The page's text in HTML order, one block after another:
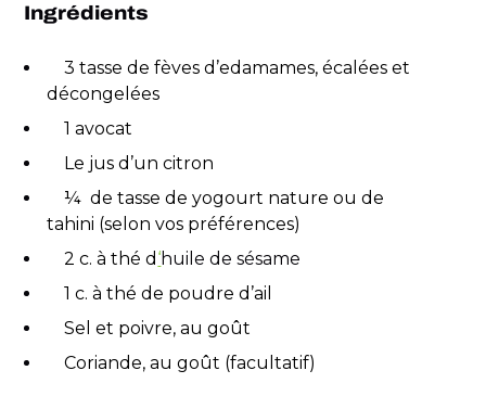
Ingrédients
3 tasse de fèves d’edamames, écalées et
décongelées
1 avocat
Le jus d’un citron
¼ de tasse de yogourt nature ou de
tahini (selon vos préférences)
2 c. à thé d ‘huile de sésame
1 c. à thé de poudre d’ail
Sel et poivre, au goût
Coriande, au goût (facultatif)